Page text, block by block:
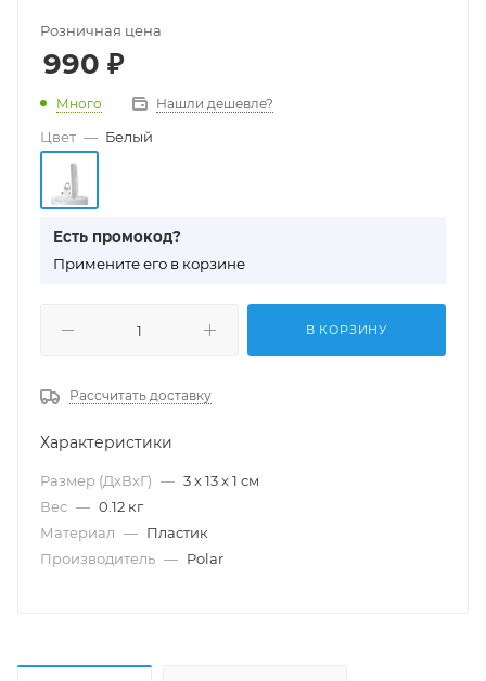
Розничная цена
990 ₽
Много Нашли дешевле?
Цвет — Белый
Есть промокод?
Примените его в корзине
В КОРЗИНУ
Рассчитать доставку
Характеристики
Размер (ДхВхГ) — 3 х 13 х 1 см
Вес — 0.12 кг
Материал — Пластик
Производитель — Polar